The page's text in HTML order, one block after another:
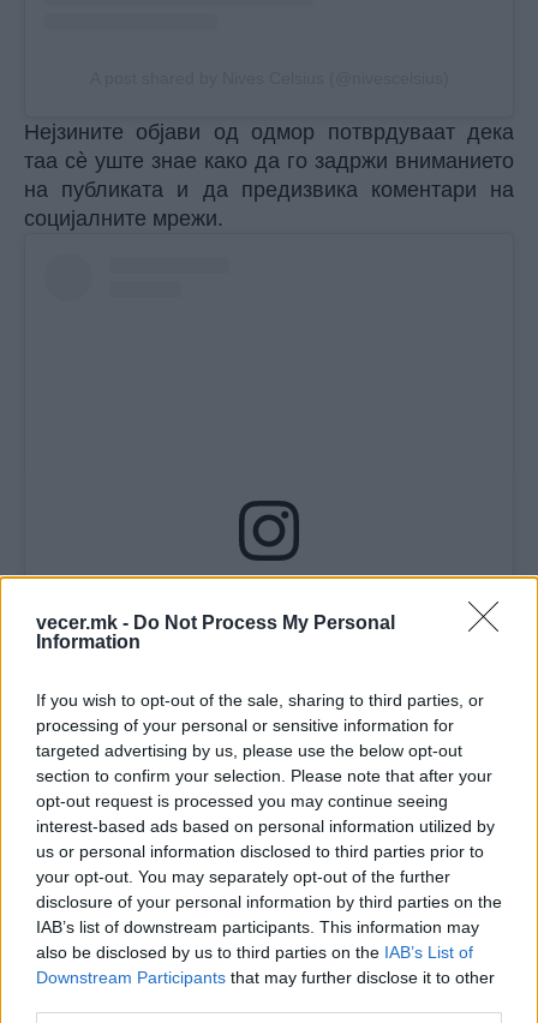
vecer.mk - Do Not Process My Personal
Information
If you wish to opt-out of the sale, sharing to third parties, or
processing of your personal or sensitive information for
targeted advertising by us, please use the below opt-out
section to confirm your selection. Please note that after your
opt-out request is processed you may continue seeing
interest-based ads based on personal information utilized by
us or personal information disclosed to third parties prior to
your opt-out. You may separately opt-out of the further
disclosure of your personal information by third parties on the
IAB’s list of downstream participants. This information may
also be disclosed by us to third parties on the IAB’s List of
Downstream Participants that may further disclose it to other
Нејзините објави од одмор потврдуваат дека
таа сè уште знае како да го задржи вниманието
на публиката и да предизвика коментари на
социјалните мрежи.
A post shared by Nives Celsius (@nivescelsius)
© Vecer.mk, правата за текстот се на редакцијата